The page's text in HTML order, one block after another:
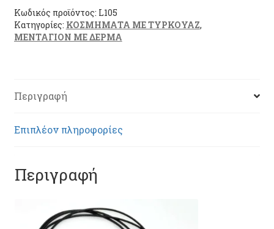
Κωδικός προϊόντος: L105
Κατηγορίες: ΚΟΣΜΗΜΑΤΑ ΜΕ ΤΥΡΚΟΥΑΖ,
ΜΕΝΤΑΓΙΟΝ ΜΕ ΔΕΡΜΑ
Περιγραφή
Επιπλέον πληροφορίες
Περιγραφή